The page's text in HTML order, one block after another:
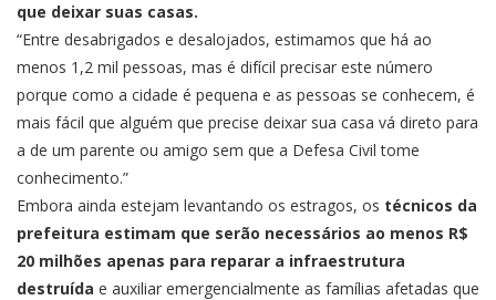
que deixar suas casas.
“Entre desabrigados e desalojados, estimamos que há ao
menos 1,2 mil pessoas, mas é difícil precisar este número
porque como a cidade é pequena e as pessoas se conhecem, é
mais fácil que alguém que precise deixar sua casa vá direto para
a de um parente ou amigo sem que a Defesa Civil tome
conhecimento.”
Embora ainda estejam levantando os estragos, os técnicos da
prefeitura estimam que serão necessários ao menos R$
20 milhões apenas para reparar a infraestrutura
destruída e auxiliar emergencialmente as famílias afetadas que